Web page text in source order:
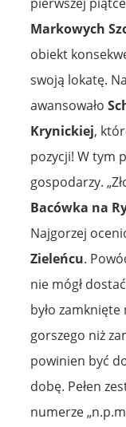
Markowych
obiekt
swoją lokatę.
awansowało
Krynickiej,
pozycji! W tym
gospodarzy.
Bacówka na
Najgorzej
Zieleńcu.
nie mógł
było
gorszego niż
powinien być
dobę. Pełen
numerze